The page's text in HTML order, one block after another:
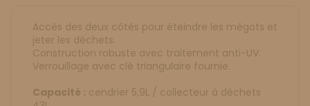
Accès des deux côtés pour éteindre les mégots et
jeter les déchets.
Construction robuste avec traitement anti-UV.
Verrouillage avec clé triangulaire fournie.
Capacité : cendrier 5,9L / collecteur à déchets